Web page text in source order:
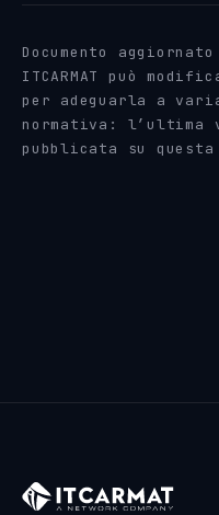
Documento
ITCARMAT può
per adeguarla a
normativa: l’ultima
pubblicata su questa